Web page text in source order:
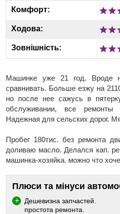
Комфорт:
Ходова:
Зовнішність:
Машинке уже 21 год. Вроде
сравнивать. Больше езжу на
но после нее сажусь в
обслуживании, все
Надежная для сельских дорог.
Пробег 180тис. без ремонта
доливаю масло. Делался кап.
машинка-хозяйка. можно что
Плюси та мінуси
Дешевизна запчастей.
простота ремонта.